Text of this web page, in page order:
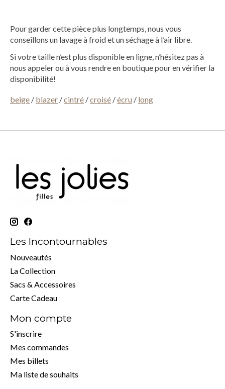
Pour garder cette pièce plus longtemps, nous vous
conseillons un lavage à froid et un séchage à l’air libre.
Si votre taille n’est plus disponible en ligne, n’hésitez pas à
nous appeler ou à vous rendre en boutique pour en vérifier la
disponibilité!
beige / blazer /cintré /croisé /écru / long
Les Incontournables
Nouveautés
La Collection
Sacs & Accessoires
Carte Cadeau
Mon compte
S'inscrire
Mes commandes
Mes billets
Ma liste de souhaits